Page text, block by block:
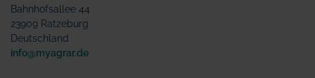
Bahnhofsallee 44
23909 Ratzeburg
Deutschland
info@myagrar.de